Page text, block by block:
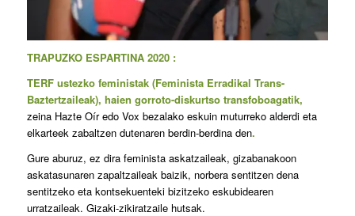
TRAPUZKO ESPARTINA 2020 :
TERF ustezko feministak (Feminista Erradikal Trans-
Baztertzaileak), haien gorroto-diskurtso transfoboagatik,
zeina Hazte Oír edo Vox bezalako eskuin muturreko alderdi eta
elkarteek zabaltzen dutenaren berdin-berdina den.
Gure aburuz, ez dira feminista askatzaileak, gizabanakoon
askatasunaren zapaltzaileak baizik, norbera sentitzen dena
sentitzeko eta kontsekuenteki bizitzeko eskubidearen
urratzaileak. Gizaki-zikiratzaile hutsak.